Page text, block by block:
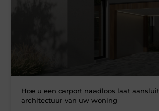
Hoe u een carport naadloos laat
architectuur van uw woning